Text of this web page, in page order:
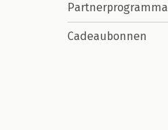
Partnerprogramma
Cadeaubonnen